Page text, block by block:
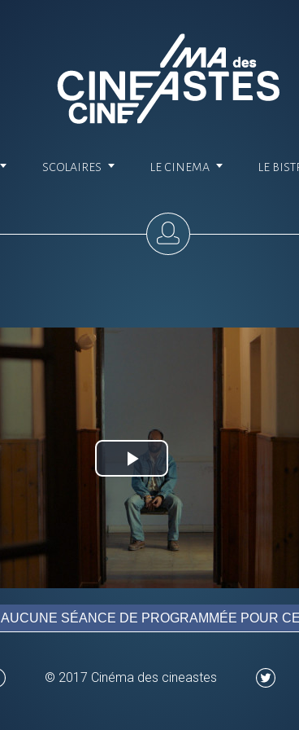
SCOLAIRES LE CINEMA LE
Play
Video
AUCUNE SÉANCE DE PROGRAMMÉE POUR
© 2017 Cinéma des cineastes